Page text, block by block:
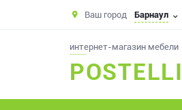
Ваш город Барнаул
интернет-магазин мебели